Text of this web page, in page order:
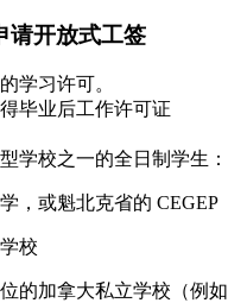
请开放式工签
学习许可。
毕业后工作许可证
学校之一的全日制学生：
，或魁北克省的 CEGEP
校
的加拿大私立学校（例如